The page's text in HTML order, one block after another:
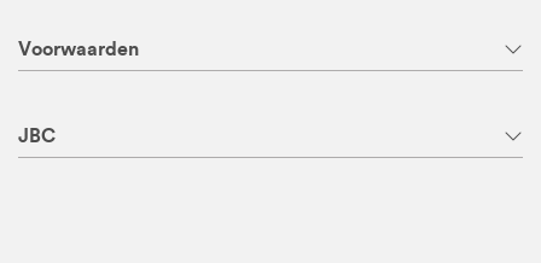
Voorwaarden
JBC